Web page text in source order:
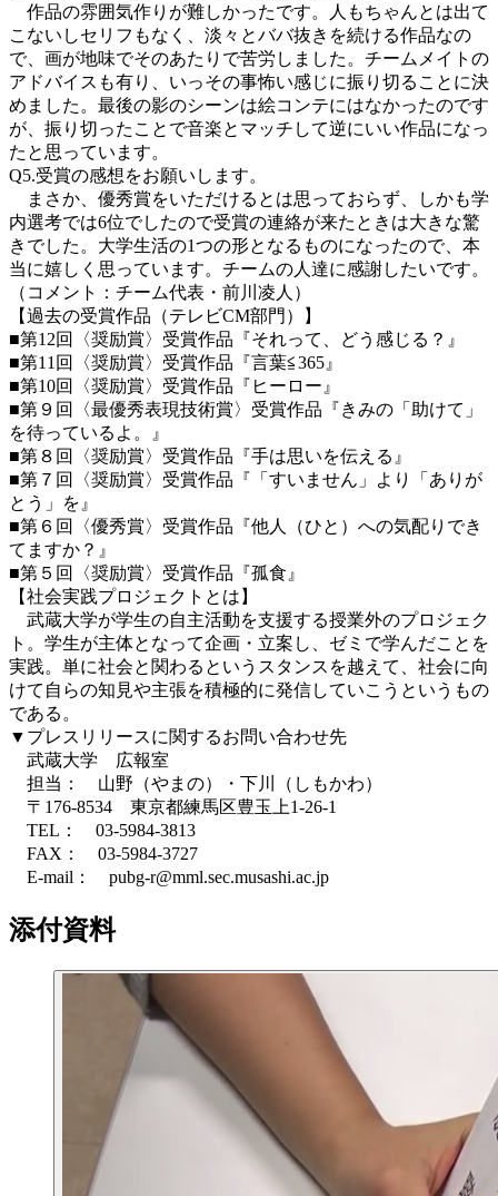
作品の雰囲気作りが難しかったです。人もちゃんとは出て
こないしセリフもなく、淡々とババ抜きを続ける作品なの
で、画が地味でそのあたりで苦労しました。チームメイトの
アドバイスも有り、いっその事怖い感じに振り切ることに決
めました。最後の影のシーンは絵コンテにはなかったのです
が、振り切ったことで音楽とマッチして逆にいい作品になっ
たと思っています。
Q5.受賞の感想をお願いします。
まさか、優秀賞をいただけるとは思っておらず、しかも学
内選考では6位でしたので受賞の連絡が来たときは大きな驚
きでした。大学生活の1つの形となるものになったので、本
当に嬉しく思っています。チームの人達に感謝したいです。
（コメント：チーム代表・前川凌人）
【過去の受賞作品（テレビCM部門）】
■第12回〈奨励賞〉受賞作品『それって、どう感じる？』
■第11回〈奨励賞〉受賞作品『言葉≦365』
■第10回〈奨励賞〉受賞作品『ヒーロー』
■第９回〈最優秀表現技術賞〉受賞作品『きみの「助けて」
を待っているよ。』
■第８回〈奨励賞〉受賞作品『手は思いを伝える』
■第７回〈奨励賞〉受賞作品『「すいません」より「ありが
とう」を』
■第６回〈優秀賞〉受賞作品『他人（ひと）への気配りでき
てますか？』
■第５回〈奨励賞〉受賞作品『孤食』
【社会実践プロジェクトとは】
武蔵大学が学生の自主活動を支援する授業外のプロジェク
ト。学生が主体となって企画・立案し、ゼミで学んだことを
実践。単に社会と関わるというスタンスを越えて、社会に向
けて自らの知見や主張を積極的に発信していこうというもの
である。
▼プレスリリースに関するお問い合わせ先
武蔵大学 広報室
担当： 山野（やまの）・下川（しもかわ）
〒176-8534 東京都練馬区豊玉上1-26-1
TEL： 03-5984-3813
FAX： 03-5984-3727
E‐mail： pubg-r@mml.sec.musashi.ac.jp
添付資料